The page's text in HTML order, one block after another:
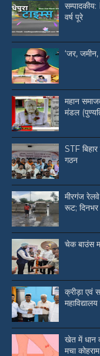
वर्ष पूरे
‘जर,
महान
मंडल
STF
गठन
मीरगंज
रूट; दिनभर
चेक बाउंस
क्रीड़ा एवं
खेत में धान
मचा कोहराम